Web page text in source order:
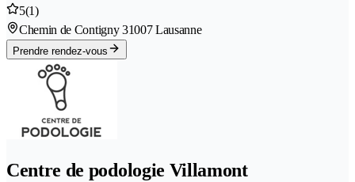
5(1)
Chemin de Contigny 31007 Lausanne
Prendre rendez-vous
Centre de podologie Villamont